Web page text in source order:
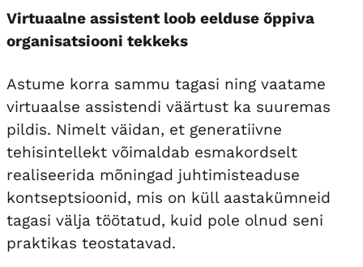
Virtuaalne assistent loob eelduse õppiva
organisatsiooni tekkeks
Astume korra sammu tagasi ning vaatame
virtuaalse assistendi väärtust ka suuremas
pildis. Nimelt väidan, et generatiivne
tehisintellekt võimaldab esmakordselt
realiseerida mõningad juhtimisteaduse
kontseptsioonid, mis on küll aastakümneid
tagasi välja töötatud, kuid pole olnud seni
praktikas teostatavad.